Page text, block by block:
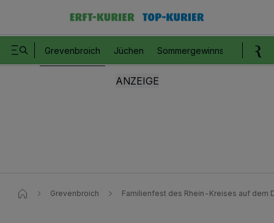
Grevenbroich Jüchen Sommergewinnspiel
Grevenbroich Familienfest des Rhein-Kreises auf dem